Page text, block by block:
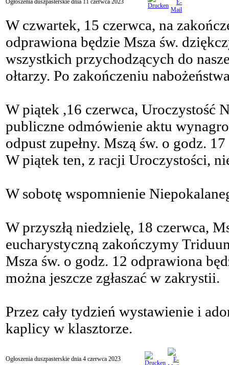
Ogłoszenia duszpasterskie dnia 11 czerwca 2023
W czwartek, 15 czerwca, na
odprawiona będzie Msza św.
wszystkich przychodzących do
ołtarzy. Po zakończeniu
W piątek ,16 czerwca, Uroczystość
publiczne odmówienie aktu
odpust zupełny. Mszą św. o godz.
W piątek ten, z racji Uroczystości,
W sobotę wspomnienie
W przyszłą niedzielę, 18 czerwca,
eucharystyczną zakończymy
Msza św. o godz. 12 odprawiona
można jeszcze zgłaszać w zakrystii.
Przez cały tydzień wystawienie i
kaplicy w klasztorze.
Ogłoszenia duszpasterskie dnia 4 czerwca 2023